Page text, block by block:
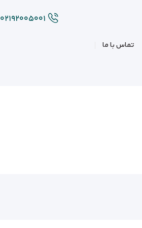
۰۲۱۹۲۰۰۵۰۰۱
تماس با ما